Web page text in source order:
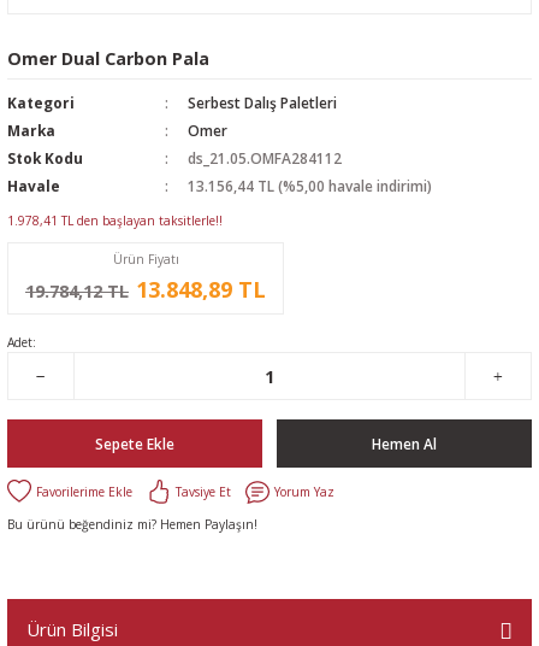
Omer Dual Carbon Pala
Kategori
Serbest Dalış Paletleri
Marka
Omer
Stok Kodu
ds_21.05.OMFA284112
Havale
13.156,44 TL (%5,00 havale indirimi)
1.978,41 TL den başlayan taksitlerle!!
Ürün Fiyatı
19.784,12 TL 13.848,89 TL
Adet:
Sepete Ekle Hemen Al
Tavsiye Et
Yorum Yaz
Bu ürünü beğendiniz mi? Hemen Paylaşın!
Ürün Bilgisi